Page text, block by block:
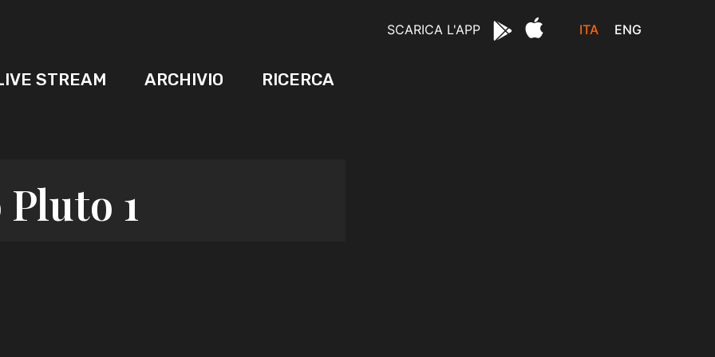
STREAM ARCHIVIO RICERCA
ITA ENG
SCARICA L'APP
1